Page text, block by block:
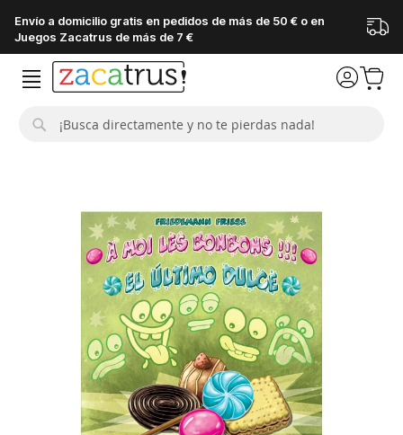
Envío a domicilio gratis en pedidos de más de 50 € o en
Juegos Zacatrus de más de 7 €